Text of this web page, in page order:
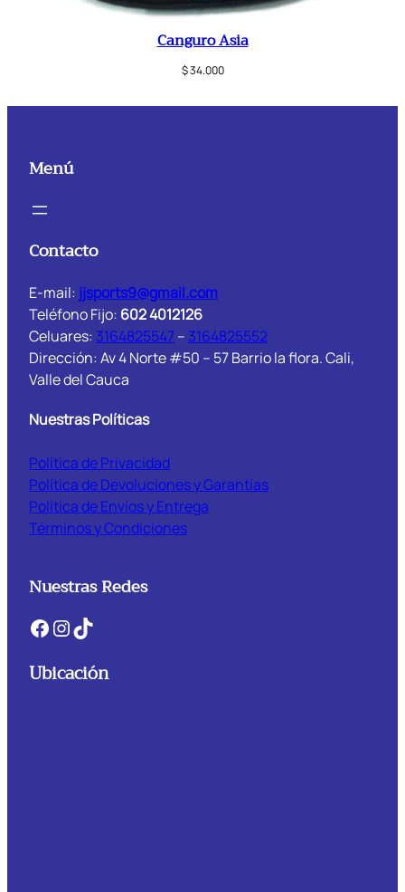
Canguro Asia
$34.000
Menú
Contacto
E-mail: jjsports9@gmail.com
Teléfono Fijo: 602 4012126
Celuares: 3164825547 – 3164825552
Dirección: Av 4 Norte #50 – 57 Barrio la flora. Cali,
Valle del Cauca
Nuestras Políticas
Política de Privacidad
Política de Devoluciones y Garantías
Política de Envíos y Entrega
Términos y Condiciones
Nuestras Redes
Facebook InstagramTikTok
Ubicación